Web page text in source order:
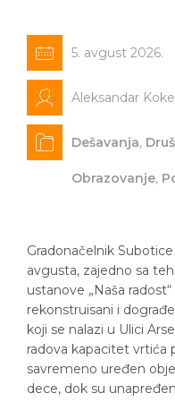
5. avgust 2026.
Aleksandar
Dešavanja,
Obrazovanje,
Gradonačelnik
avgusta, zajedno sa
ustanove „Naša
rekonstruisani i
koji se nalazi u Ulici
radova kapacitet vrtića
savremeno uređen
dece, dok su